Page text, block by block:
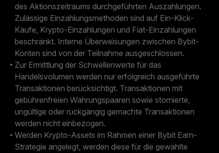
des Aktionszeitraums durchgeführten Auszahlungen.
Zulässige Einzahlungsmethoden sind auf Ein-Klick-
Käufe, Krypto-Einzahlungen und Fiat-Einzahlungen
beschränkt. Interne Überweisungen zwischen Bybit-
Konten sind von der Teilnahme ausgeschlossen.
Zur Ermittlung der Schwellenwerte für das
Handelsvolumen werden nur erfolgreich ausgeführte
Transaktionen berücksichtigt. Transaktionen mit
gebührenfreien Währungspaaren sowie stornierte,
ungültige oder rückgängig gemachte Transaktionen
werden nicht einbezogen.
Werden Krypto-Assets im Rahmen einer Bybit Earn-
Strategie angelegt, werden diese für die gewählte